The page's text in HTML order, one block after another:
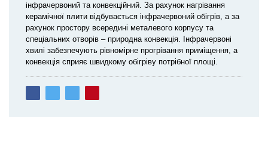
інфрачервоний та конвекційний. За рахунок нагрівання
керамічної плити відбувається інфрачервоний обігрів, а за
рахунок простору всередині металевого корпусу та
спеціальних отворів – природна конвекція. Інфрачервоні
хвилі забезпечують рівномірне прогрівання приміщення, а
конвекція сприяє швидкому обігріву потрібної площі.